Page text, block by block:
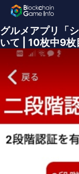
グルメアプリ「
いて | 10枚中9枚